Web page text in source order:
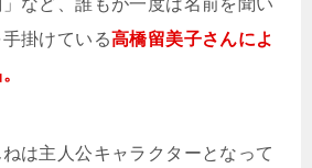
掛けている高橋留美子さんによ
は主人公キャラクターとなって